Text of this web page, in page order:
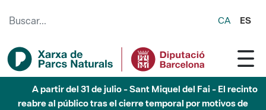
CA ES
A partir del 31 de julio - Sant Miquel del Fai - El recinto
reabre al público tras el cierre temporal por motivos de